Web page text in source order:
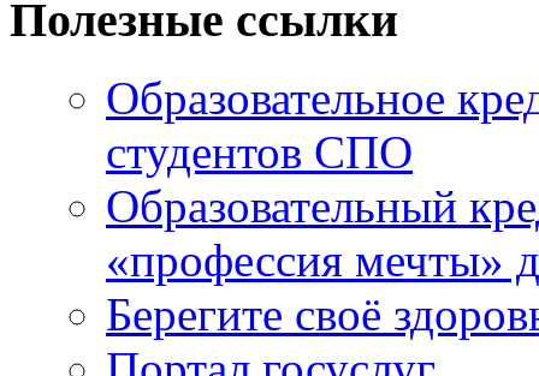
Полезные ссылки
Образовательное
студентов СПО
Образовательный
«профессия мечты»
Берегите своё